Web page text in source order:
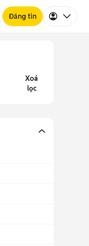
Đăng tin
Xoá
lọc